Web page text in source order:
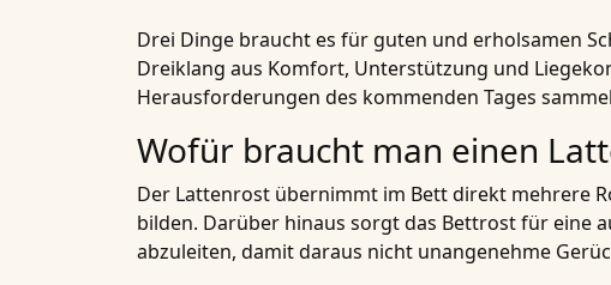
Drei Dinge braucht es für guten und erholsamen
Dreiklang aus Komfort, Unterstützung und
Herausforderungen des kommenden Tages
Wofür braucht man einen
Der Lattenrost übernimmt im Bett direkt mehrere
bilden. Darüber hinaus sorgt das Bettrost für eine
abzuleiten, damit daraus nicht unangenehme